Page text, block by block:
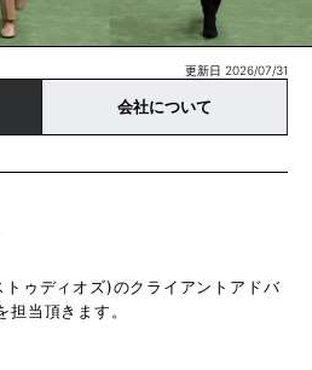
更新日 2026/07/31
会社について
ゥディオズ)のクライアントアドバ
当頂きます。